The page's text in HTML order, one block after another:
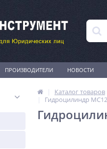
ПРОИЗВОДИТЕЛИ НОВОСТИ
Каталог товаров
Гидроцилиндр